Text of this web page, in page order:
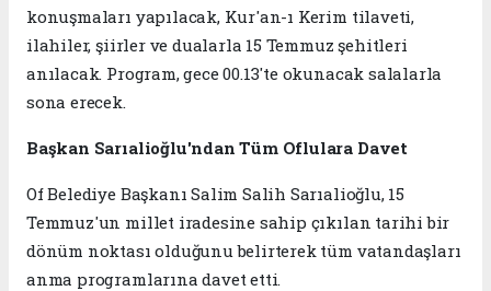
konuşmaları yapılacak, Kur'an-ı Kerim tilaveti,
ilahiler, şiirler ve dualarla 15 Temmuz şehitleri
anılacak. Program, gece 00.13'te okunacak salalarla
sona erecek.
Başkan Sarıalioğlu'ndan Tüm Oflulara Davet
Of Belediye Başkanı Salim Salih Sarıalioğlu, 15
Temmuz'un millet iradesine sahip çıkılan tarihi bir
dönüm noktası olduğunu belirterek tüm vatandaşları
anma programlarına davet etti.